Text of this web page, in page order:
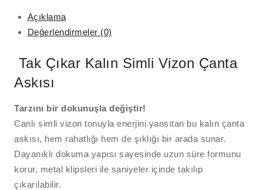
Açıklama
Değerlendirmeler (0)
Tak Çıkar Kalın Simli Vizon Çanta
Askısı
Tarzını bir dokunuşla değiştir!
Canlı simli vizon tonuyla enerjini yansıtan bu kalın çanta
askısı, hem rahatlığı hem de şıklığı bir arada sunar.
Dayanıklı dokuma yapısı sayesinde uzun süre formunu
korur, metal klipsleri ile saniyeler içinde takılıp
çıkarılabilir.